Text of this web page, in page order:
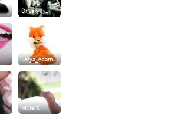
Dr_Jekyll_…
Lesya_Adam…
MisterX